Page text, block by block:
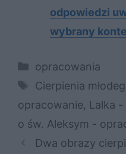
odpowiedzi
wybrany
Kategorie
opracowania
Tagi
Cierpienia
opracowanie, Lalka
o św. Aleksym -
Dwa obrazy